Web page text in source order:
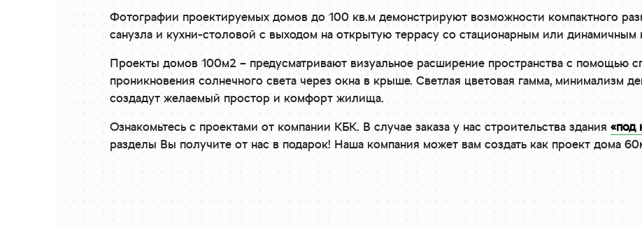
Фотографии проектируемых домов до 100 кв.м демонстрируют возможности компактного
санузла и кухни-столовой с выходом на открытую террасу со стационарным или динамичным
Проекты домов 100м2 – предусматривают визуальное расширение пространства с помощью
проникновения солнечного света через окна в крыше. Светлая цветовая гамма, минимализм
создадут желаемый простор и комфорт жилища.
Ознакомьтесь с проектами от компании КБК. В случае заказа у нас строительства здания «под
разделы Вы получите от нас в подарок! Наша компания может вам создать как проект дома